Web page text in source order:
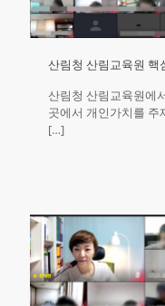
산림청 산림교육원 핵
산림청 산림교육원에
곳에서 개인가치를 주
[…]